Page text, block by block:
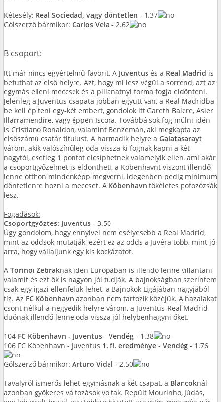
Kétesély: Real Sociedad, vagy döntetlen - 1.37
Gólszerző bármikor: Carlos Vela - 2.62
B csoport:
Itt már nincs egyértelmű favorit. A Juventus és a Real Madrid is
befuthat az első helyre. Azt, hogy mi lesz végül a sorrend, azt az
egymás elleni meccsek és a pillanatnyi forma fogja eldönteni.
Jelenleg a Juventus csapata jobban együtt van, a Real Madridba
be kell építeni egy-két embert, gondolok itt Gareth Balere, Asier
Illarramendire, vagy éppen Iscora. Továbbá sok fog múlni idén
is Cristiano Ronaldon, valamint Benzemán, aki megkapta az
elsőszámú csatár titulust. A harmadik helyre a Galatasarayt
várom, akik valószínűleg oda-vissza ki fognak kapni a két
nagytól, esetleg 1 pontot elcsíphetnek valamelyik ellen, ami akár
a csoportgyőzelmet is eldöntheti, a Köbenhavnt viszont illendő
lenne otthon mindenképp megverni, idegenben pedig minimum
döntetlenre hozni a meccset. A Köbenhavn tökéletes pofozózsák
lesz.
Fogadások:
Csoportgyőztes: Juventus - 3.50
Úgy gondolom, hogy ennyivel nem esélyesebb a Real Madrid,
mint az oddsok mutatják, ezért ez az odds a Juvéra több, mint jó
arra, hogy vállaljunk egy kis kockázatot.
A Torinoi Zebráknak idén Európában is illendő lenne villantani
valamit és ezt ők is nagyon jól tudják. A bajnokságban szerintem
csak egy igazi ellenfelük lehet, a Bajnokok Ligájában nagyjából
tíz. Az FC Köbenhavn azonban nem tartozik közéjük. A hazaiakat
csont nélkül a negyedik helyre várom, a Juventus-Real Madrid
duónak illendő lenne oda-vissza jól helybenhagyni őket.
104 FC Köbenhavn - Juventus - Vendég - 1.38
106 FC Köbenhavn - Juventus 1. fi. eredménye - Vendég - 1.76
Gólszerző bármikor: Arturo Vidal - 2.50
Tavalyról ismerős lehet egymásnak a két csapat, a Blancoknál
azonban gyökeres változások voltak. Repült Mourinho, Júdás,